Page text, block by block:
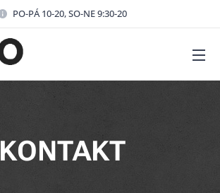
PO-PÁ 10-20, SO-NE 9:30-20
KONTAKT